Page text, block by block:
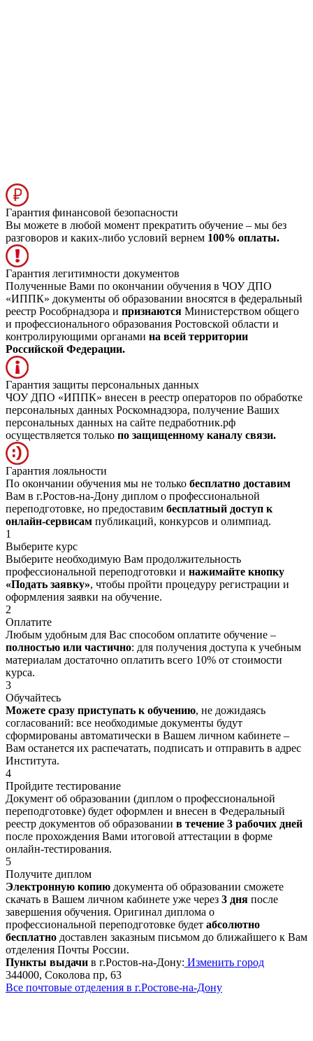
Гарантия финансовой безопасности
Вы можете в любой момент прекратить обучение – мы без
разговоров и каких-либо условий вернем 100% оплаты.
Гарантия легитимности документов
Полученные Вами по окончании обучения в ЧОУ ДПО
«ИППК» документы об образовании вносятся в федеральный
реестр Рособрнадзора и признаются Министерством общего
и профессионального образования Ростовской области и
контролирующими органами на всей территории
Российской Федерации.
Гарантия защиты персональных данных
ЧОУ ДПО «ИППК» внесен в реестр операторов по обработке
персональных данных Роскомнадзора, получение Ваших
персональных данных на сайте педработник.рф
осуществляется только по защищенному каналу связи.
Гарантия лояльности
По окончании обучения мы не только бесплатно доставим
Вам в г.Ростов-на-Дону диплом о профессиональной
переподготовке, но предоставим бесплатный доступ к
онлайн-сервисам публикаций, конкурсов и олимпиад.
1
Выберите курс
Выберите необходимую Вам продолжительность
профессиональной переподготовки и нажимайте кнопку
«Подать заявку», чтобы пройти процедуру регистрации и
оформления заявки на обучение.
2
Оплатите
Любым удобным для Вас способом оплатите обучение –
полностью или частично: для получения доступа к учебным
материалам достаточно оплатить всего 10% от стоимости
курса.
3
Обучайтесь
Можете сразу приступать к обучению, не дожидаясь
согласований: все необходимые документы будут
сформированы автоматически в Вашем личном кабинете –
Вам останется их распечатать, подписать и отправить в адрес
Института.
4
Пройдите тестирование
Документ об образовании (диплом о профессиональной
переподготовке) будет оформлен и внесен в Федеральный
реестр документов об образовании в течение 3 рабочих дней
после прохождения Вами итоговой аттестации в форме
онлайн-тестирования.
5
Получите диплом
Электронную копию документа об образовании сможете
скачать в Вашем личном кабинете уже через 3 дня после
завершения обучения. Оригинал диплома о
профессиональной переподготовке будет абсолютно
бесплатно доставлен заказным письмом до ближайшего к Вам
отделения Почты России.
Пункты выдачи в г.Ростов-на-Дону: Изменить город
344000, Соколова пр, 63
Все почтовые отделения в г.Ростове-на-Дону